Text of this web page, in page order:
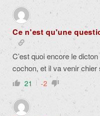
Ce n'est qu'une
C’est quoi encore le
cochon, et il va venir chier
21 -2